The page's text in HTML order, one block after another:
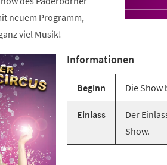
in
einem
neuem Programm,
viel Musik!
Informationen
Beginn Die Show
Einlass
Der
Show.